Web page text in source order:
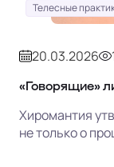
Телесные
20.03.2026
«Говорящие»
Хиромантия
не только о